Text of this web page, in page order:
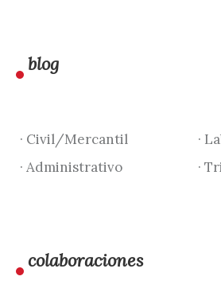
blog
· Civil/Mercantil
·
· Administrativo
·
colaboraciones